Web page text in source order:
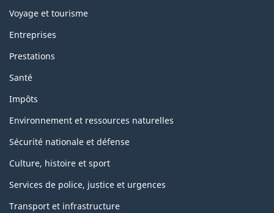
Voyage et tourisme
Entreprises
Prestations
Santé
Impôts
Environnement et ressources naturelles
Sécurité nationale et défense
Culture, histoire et sport
Services de police, justice et urgences
Transport et infrastructure